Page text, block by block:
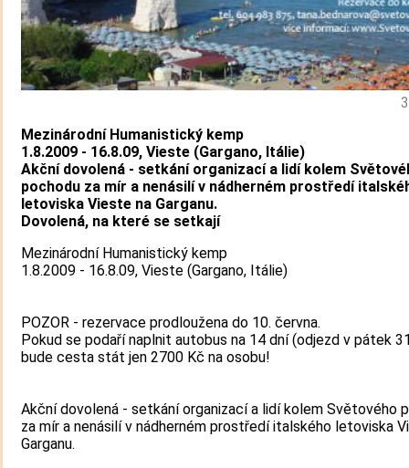
Mezinárodní Humanistický kemp
1.8.2009 - 16.8.09, Vieste (Gargano, Itálie)
Akční dovolená - setkání organizací a lidí kolem
pochodu za mír a nenásilí v nádherném prostředí
letoviska Vieste na Garganu.
Dovolená, na které se setkají
Mezinárodní Humanistický kemp
1.8.2009 - 16.8.09, Vieste (Gargano, Itálie)
POZOR - rezervace prodloužena do 10. června.
Pokud se podaří naplnit autobus na 14 dní (odjezd v pátek
bude cesta stát jen 2700 Kč na osobu!
Akční dovolená - setkání organizací a lidí kolem Světového
za mír a nenásilí v nádherném prostředí italského letoviska
Garganu.